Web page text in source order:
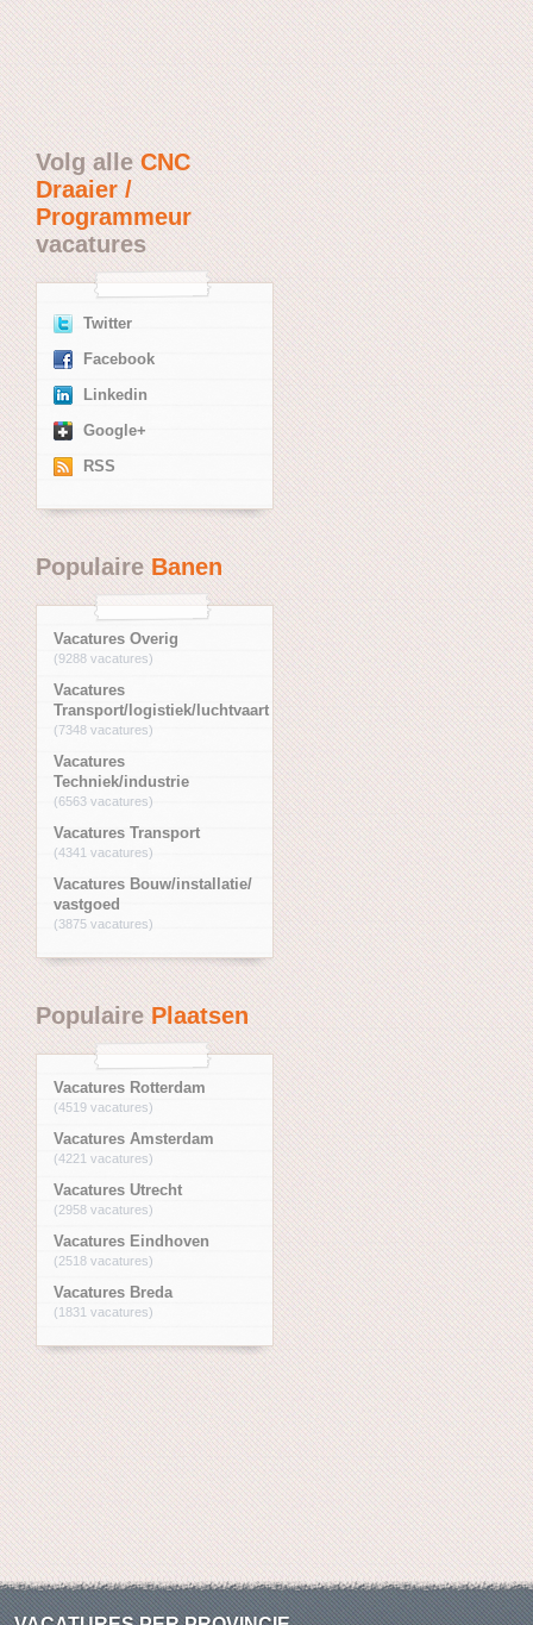
Volg alleCNC
Draaier /
Programmeur
vacatures
Twitter
Facebook
Linkedin
Google+
RSS
PopulaireBanen
Vacatures Overig
(9288 vacatures)
Vacatures
Transport/logistiek/luchtvaart
(7348 vacatures)
Vacatures
Techniek/industrie
(6563 vacatures)
Vacatures Transport
(4341 vacatures)
Vacatures Bouw/installatie/
vastgoed
(3875 vacatures)
PopulairePlaatsen
Vacatures Rotterdam
(4519 vacatures)
Vacatures Amsterdam
(4221 vacatures)
Vacatures Utrecht
(2958 vacatures)
Vacatures Eindhoven
(2518 vacatures)
Vacatures Breda
(1831 vacatures)